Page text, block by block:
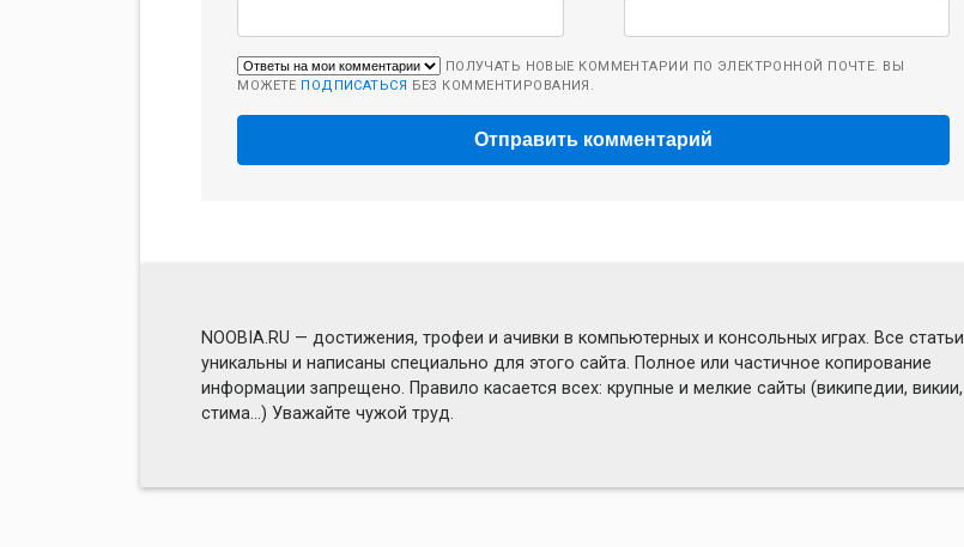
ПОЛУЧАТЬ НОВЫЕ КОММЕНТАРИИ ПО ЭЛЕКТРОННОЙ ПОЧТЕ. ВЫ
МОЖЕТЕ ПОДПИСАТЬСЯ БЕЗ КОММЕНТИРОВАНИЯ.
NOOBIA.RU — достижения, трофеи и ачивки в компьютерных и консольных играх. Все статьи
уникальны и написаны специально для этого сайта. Полное или частичное копирование
информации запрещено. Правило касается всех: крупные и мелкие сайты (википедии, викии,
стима...) Уважайте чужой труд.